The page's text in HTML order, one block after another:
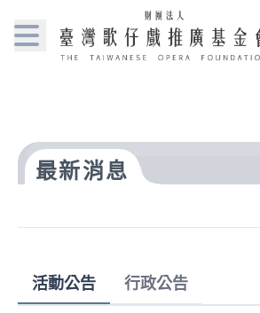
最新消息
活動公告 行政公告